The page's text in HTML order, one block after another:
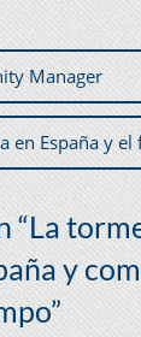
Manager
en España y
“La
y
”